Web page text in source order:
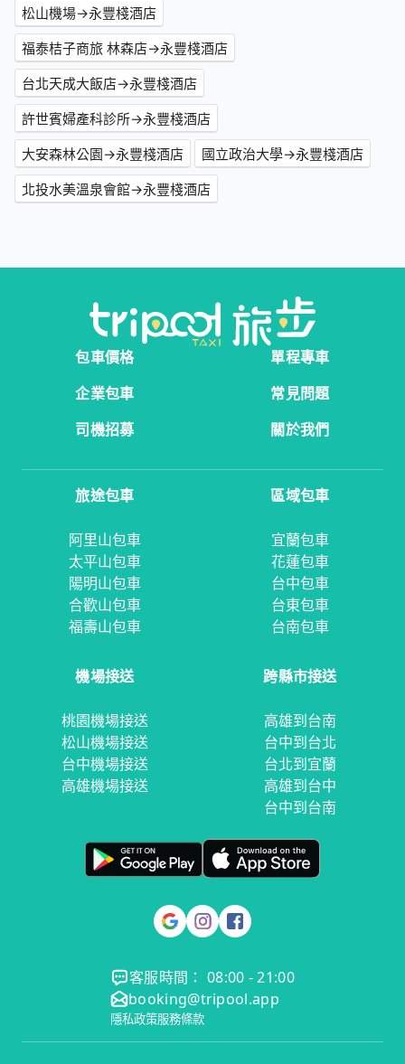
松山機場→永豐棧酒店
福泰桔子商旅 林森店→永豐棧酒店
台北天成大飯店→永豐棧酒店
許世賓婦產科診所→永豐棧酒店
大安森林公園→永豐棧酒店
國立政治大學→永豐棧酒店
北投水美溫泉會館→永豐棧酒店
包車價格
單程專車
企業包車
常見問題
司機招募
關於我們
旅途包車
阿里山包車
太平山包車
陽明山包車
合歡山包車
福壽山包車
區域包車
宜蘭包車
花蓮包車
台中包車
台東包車
台南包車
機場接送
桃園機場接送
松山機場接送
台中機場接送
高雄機場接送
跨縣市接送
高雄到台南
台中到台北
台北到宜蘭
高雄到台中
台中到台南
客服時間： 08:00 - 21:00
booking@tripool.app
隱私政策服務條款